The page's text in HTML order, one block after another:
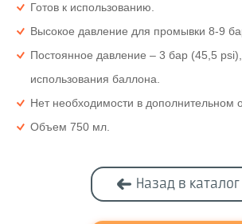
Готов к использованию.
Высокое давление для промывки 8-9
Постоянное давление – 3 бар (45,5
использования баллона.
Нет необходимости в дополнительном
Объем 750 мл.
Назад в каталог